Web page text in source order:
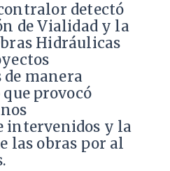
detectó
de Vialidad y la
Hidráulicas
manera
provocó
intervenidos y la
las obras por al